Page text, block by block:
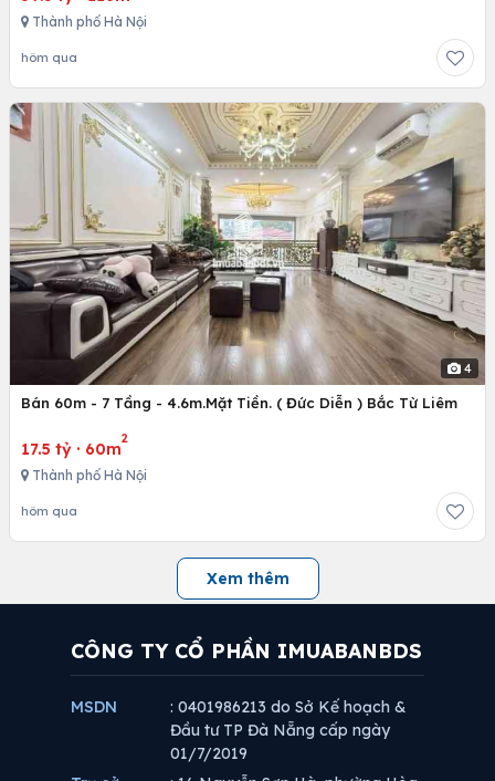
Thành phố Hà Nội
hôm qua
4
Bán 60m - 7 Tầng - 4.6m.Mặt Tiền. ( Đức Diễn ) Bắc Từ Liêm
17.5 tỷ · 60m
2
Thành phố Hà Nội
hôm qua
Xem thêm
CÔNG TY CỔ PHẦN IMUABANBDS
MSDN
: 0401986213 do Sở Kế hoạch &
Đầu tư TP Đà Nẵng cấp ngày
01/7/2019